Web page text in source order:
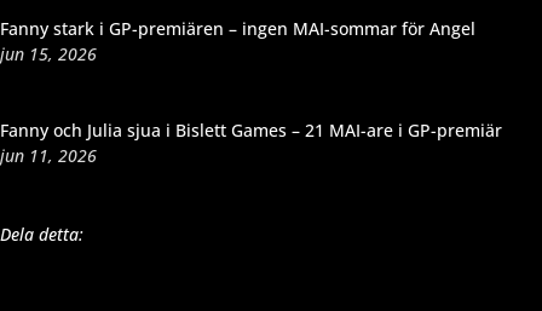
Fanny stark i GP-premiären – ingen MAI-sommar för Angel
jun 15, 2026
Fanny och Julia sjua i Bislett Games – 21 MAI-are i GP-premiär
jun 11, 2026
Dela detta: